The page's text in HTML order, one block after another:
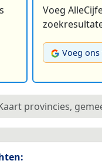
Voeg
Voeg
provincies,